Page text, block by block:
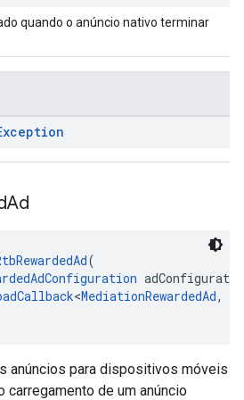
quando o anúncio nativo terminar
Ad
(
<MediationRewardedAd,
anúncios para dispositivos móveis
carregamento de um anúncio